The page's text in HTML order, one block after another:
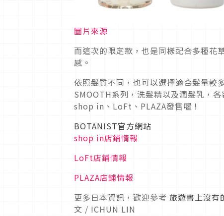
圖片來源
而這次的限定款，也是同樣配合多種花
感。
依照髮質不同，也可以選擇適合髮量較
SMOOTH系列，洗髮精以及潤髮乳，
shop in、LoFt、PLAZA發售喔！
BOTANIST官方網站
shop in店鋪情報
LoFt店鋪情報
PLAZA店鋪情報
更多日本資訊，歡迎參考 旅遊書上沒有
文 / ICHUN LIN